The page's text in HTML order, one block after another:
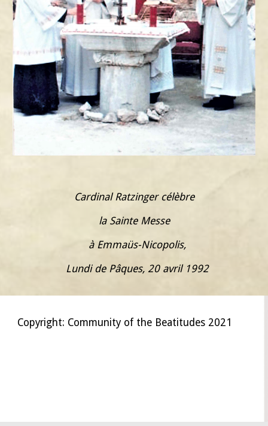
Cardinal Ratzinger célèbre
la Sainte Messe
à Emmaüs-Nicopolis,
Lundi de Pâques, 20 avril 1992
Copyright: Community of the Beatitudes 2021